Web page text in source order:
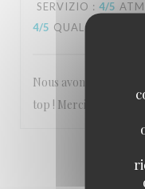
SERVIZIO : 4/5
4/5 QUALITÀ /
Nous avons passé un
top ! Merci a vous